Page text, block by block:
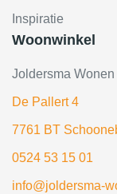
Inspiratie
Woonwinkel
Joldersma Wonen
De Pallert 4
7761 BT
0524 53 15 01
info@joldersma-